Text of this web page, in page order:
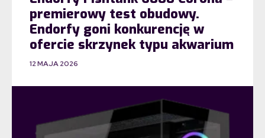
premierowy test obudowy.
Endorfy goni konkurencję w
ofercie skrzynek typu akwarium
12 MAJA 2026